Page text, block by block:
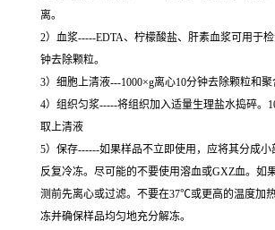
离。
2）血浆-----EDTA、柠檬酸盐、肝素血浆可用于
钟去除颗粒。
3）细胞上清液---1000×g离心10分钟去除颗粒和聚
4）组织匀浆-----将组织加入适量生理盐水捣碎。
取上清液
5）保存------如果样品不立即使用，应将其分成
反复冷冻。尽可能的不要使用溶血或GXZ血。如
测前先离心或过滤。不要在37℃或更高的温度加
冻并确保样品均匀地充分解冻。